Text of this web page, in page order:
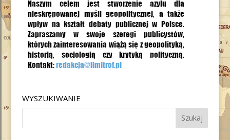
WYSZUKIWANIE